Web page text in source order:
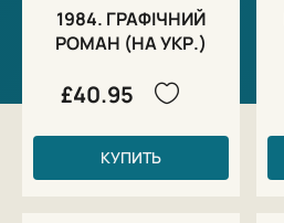
1984. ГРАФІЧНИЙ
РОМАН (НА УКР.)
£40.95
КУПИТЬ